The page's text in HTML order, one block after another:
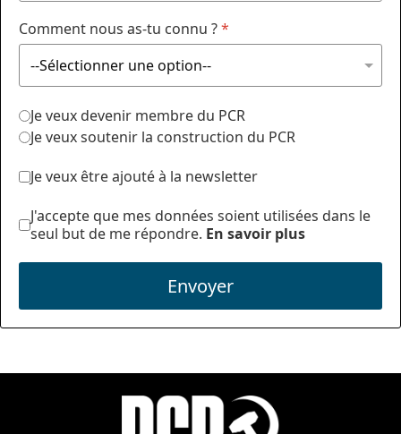
Comment nous as-tu connu ?*
Je veux devenir membre du PCR
Je veux soutenir la construction du PCR
Je veux être ajouté à la newsletter
J'accepte que mes données soient utilisées dans le
seul but de me répondre. En savoir plus
Envoyer